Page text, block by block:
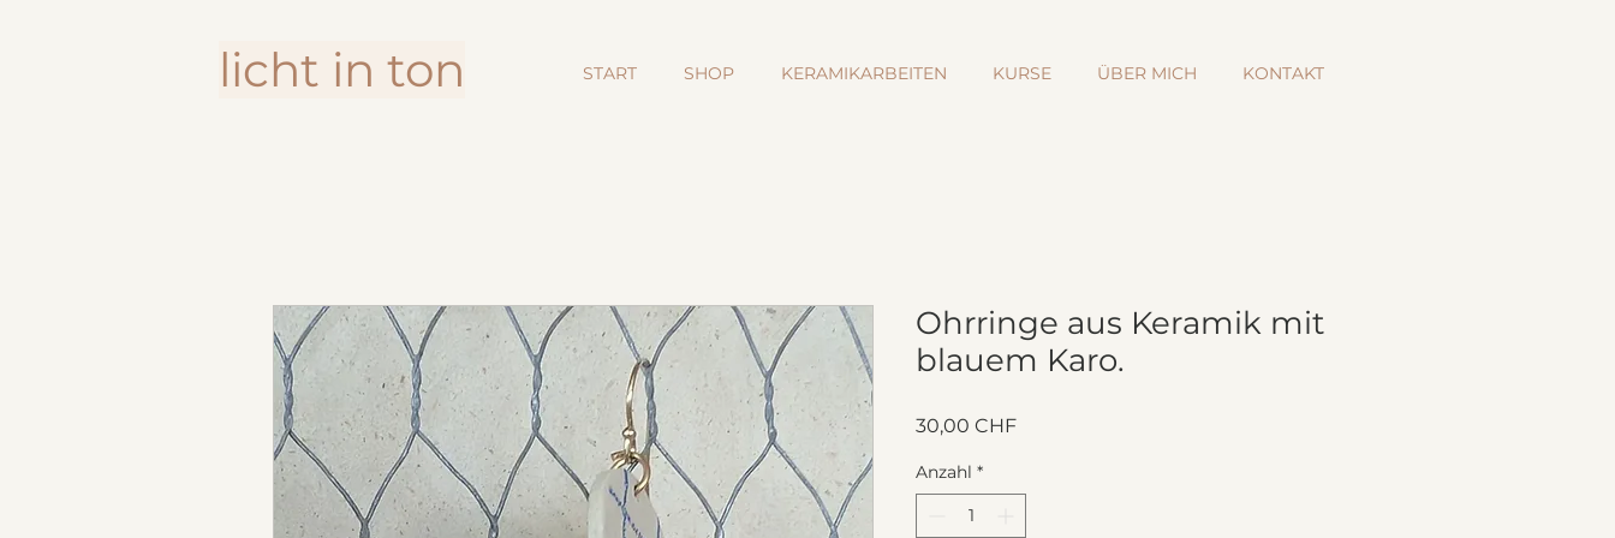
licht in ton START SHOP KERAMIKARBEITEN KURSE ÜBER MICH KONTAKT
Ohrringe aus Keramik mit
blauem Karo.
30,00 CHFPreis
Anzahl *